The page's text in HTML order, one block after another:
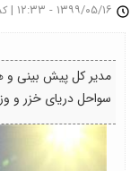
|
مدیر کل پیش بینی و
سواحل دریای خزر و